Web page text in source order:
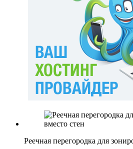
Реечная перегородка для